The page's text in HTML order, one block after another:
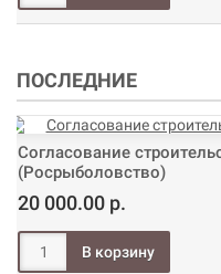
ПОСЛЕДНИЕ
Согласование
(Росрыболовство)
20 000.00 р.